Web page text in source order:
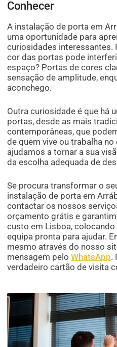
Conhecer
A instalação de porta em
uma oportunidade para
curiosidades interessantes.
cor das portas pode
espaço? Portas de cores
sensação de amplitude,
aconchego.
Outra curiosidade é que há
portas, desde as mais
contemporâneas, que
de quem vive ou trabalha
ajudamos a tornar a sua
da escolha adequada de
Se procura transformar o
instalação de porta em
contactar os nossos
orçamento grátis e
custo em Lisboa,
equipa pronta para ajudar.
mesmo através do nosso
mensagem peloWhatsApp.
verdadeiro cartão de visita